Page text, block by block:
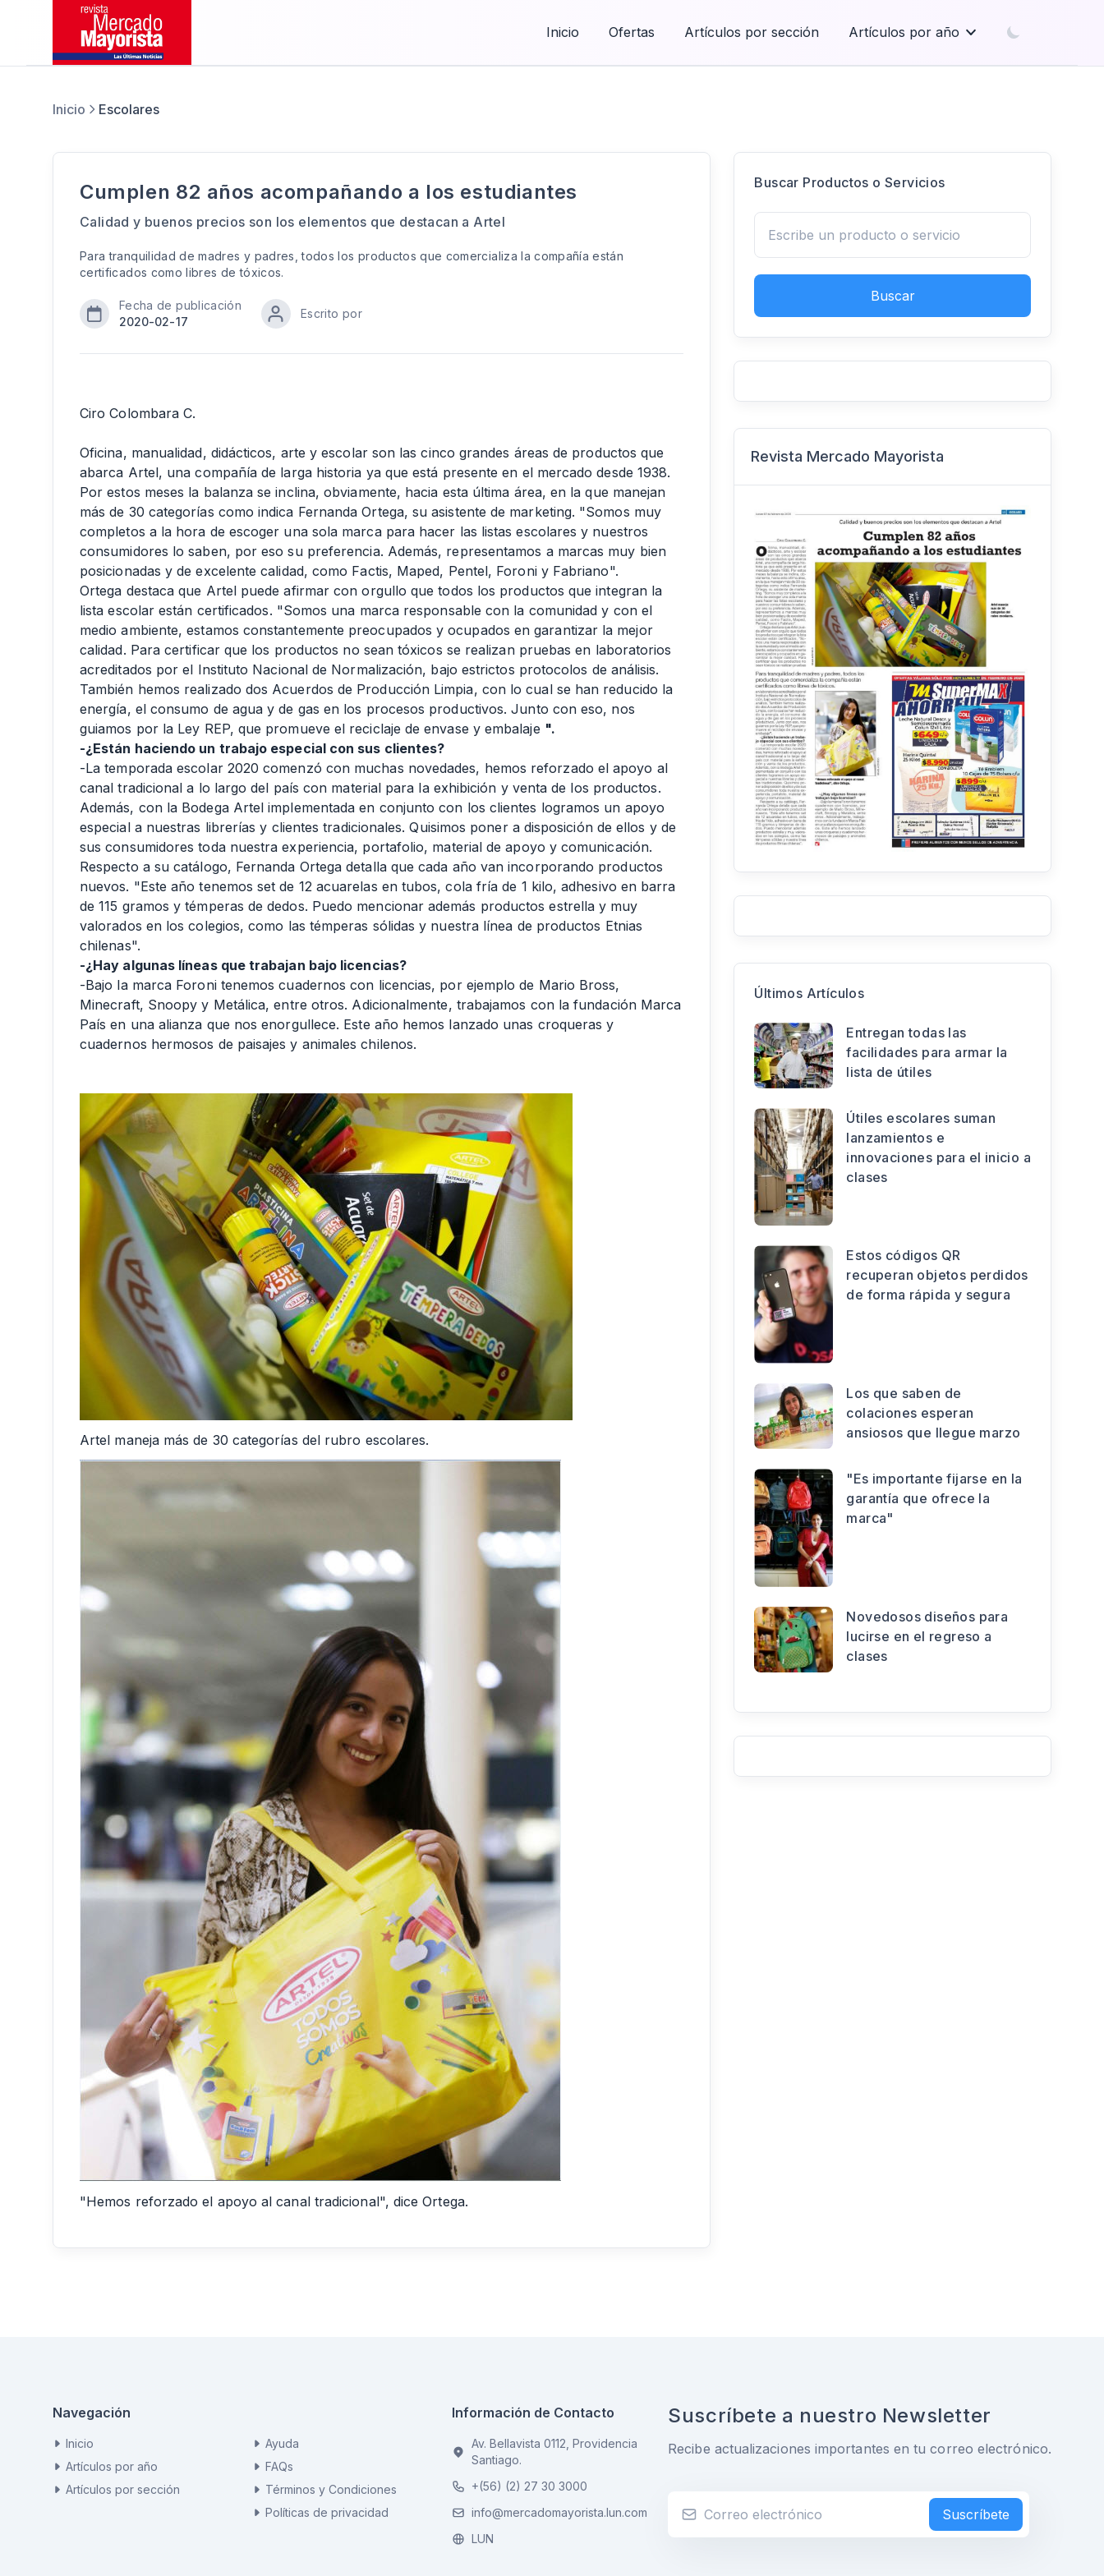
Inicio Ofertas Artículos por sección Artículos por año
Inicio Escolares
Cumplen 82 años acompañando a los estudiantes
Calidad y buenos precios son los elementos que destacan a Artel
Para tranquilidad de madres y padres, todos los productos que comercializa la compañía están
certificados como libres de tóxicos.
Fecha de publicación
2020-02-17
Escrito por
Ciro Colombara C.
Oficina, manualidad, didácticos, arte y escolar son las cinco grandes áreas de productos que
abarca Artel, una compañía de larga historia ya que está presente en el mercado desde 1938.
Por estos meses la balanza se inclina, obviamente, hacia esta última área, en la que manejan
más de 30 categorías como indica Fernanda Ortega, su asistente de marketing. "Somos muy
completos a la hora de escoger una sola marca para hacer las listas escolares y nuestros
consumidores lo saben, por eso su preferencia. Además, representamos a marcas muy bien
posicionadas y de excelente calidad, como Factis, Maped, Pentel, Foroni y Fabriano".
Ortega destaca que Artel puede afirmar con orgullo que todos los productos que integran la
lista escolar están certificados. "Somos una marca responsable con la comunidad y con el
medio ambiente, estamos constantemente preocupados y ocupados en garantizar la mejor
calidad. Para certificar que los productos no sean tóxicos se realizan pruebas en laboratorios
acreditados por el Instituto Nacional de Normalización, bajo estrictos protocolos de análisis.
También hemos realizado dos Acuerdos de Producción Limpia, con lo cual se han reducido la
energía, el consumo de agua y de gas en los procesos productivos. Junto con eso, nos
guiamos por la Ley REP, que promueve el reciclaje de envase y embalaje ".
-¿Están haciendo un trabajo especial con sus clientes?
-La temporada escolar 2020 comenzó con muchas novedades, hemos reforzado el apoyo al
canal tradicional a lo largo del país con material para la exhibición y venta de los productos.
Además, con la Bodega Artel implementada en conjunto con los clientes logramos un apoyo
especial a nuestras librerías y clientes tradicionales. Quisimos poner a disposición de ellos y de
sus consumidores toda nuestra experiencia, portafolio, material de apoyo y comunicación.
Respecto a su catálogo, Fernanda Ortega detalla que cada año van incorporando productos
nuevos. "Este año tenemos set de 12 acuarelas en tubos, cola fría de 1 kilo, adhesivo en barra
de 115 gramos y témperas de dedos. Puedo mencionar además productos estrella y muy
valorados en los colegios, como las témperas sólidas y nuestra línea de productos Etnias
chilenas".
-¿Hay algunas líneas que trabajan bajo licencias?
-Bajo la marca Foroni tenemos cuadernos con licencias, por ejemplo de Mario Bross,
Minecraft, Snoopy y Metálica, entre otros. Adicionalmente, trabajamos con la fundación Marca
País en una alianza que nos enorgullece. Este año hemos lanzado unas croqueras y
cuadernos hermosos de paisajes y animales chilenos.
Artel maneja más de 30 categorías del rubro escolares.
"Hemos reforzado el apoyo al canal tradicional", dice Ortega.
Buscar Productos o Servicios
Buscar
Revista Mercado Mayorista
Últimos Artículos
Entregan todas las
facilidades para armar la
lista de útiles
Útiles escolares suman
lanzamientos e
innovaciones para el inicio a
clases
Estos códigos QR
recuperan objetos perdidos
de forma rápida y segura
Los que saben de
colaciones esperan
ansiosos que llegue marzo
"Es importante fijarse en la
garantía que ofrece la
marca"
Novedosos diseños para
lucirse en el regreso a
clases
Navegación
Inicio
Artículos por año
Artículos por sección
Ayuda
FAQs
Términos y Condiciones
Políticas de privacidad
Información de Contacto
Av. Bellavista 0112, Providencia
Santiago.
+(56) (2) 27 30 3000
info@mercadomayorista.lun.com
LUN
Suscríbete a nuestro Newsletter
Recibe actualizaciones importantes en tu correo electrónico.
Suscríbete